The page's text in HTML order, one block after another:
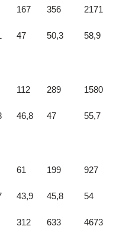
167 356 2171
47 50,3 58,9
112 289 1580
46,8 47 55,7
61 199 927
43,9 45,8 54
312 633 4673